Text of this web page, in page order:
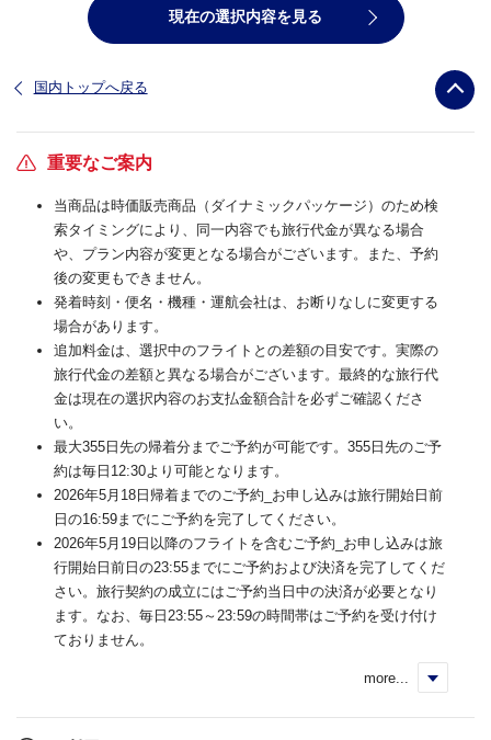
現在の選択内容を見る
国内トップへ戻る
重要なご案内
当商品は時価販売商品（ダイナミックパッケージ）のため検
索タイミングにより、同一内容でも旅行代金が異なる場合
や、プラン内容が変更となる場合がございます。また、予約
後の変更もできません。
発着時刻・便名・機種・運航会社は、お断りなしに変更する
場合があります。
追加料金は、選択中のフライトとの差額の目安です。実際の
旅行代金の差額と異なる場合がございます。最終的な旅行代
金は現在の選択内容のお支払金額合計を必ずご確認くださ
い。
最大355日先の帰着分までご予約が可能です。355日先のご予
約は毎日12:30より可能となります。
2026年5月18日帰着までのご予約_お申し込みは旅行開始日前
日の16:59までにご予約を完了してください。
2026年5月19日以降のフライトを含むご予約_お申し込みは旅
行開始日前日の23:55までにご予約および決済を完了してくだ
さい。旅行契約の成立にはご予約当日中の決済が必要となり
ます。なお、毎日23:55～23:59の時間帯はご予約を受け付け
ておりません。
more...